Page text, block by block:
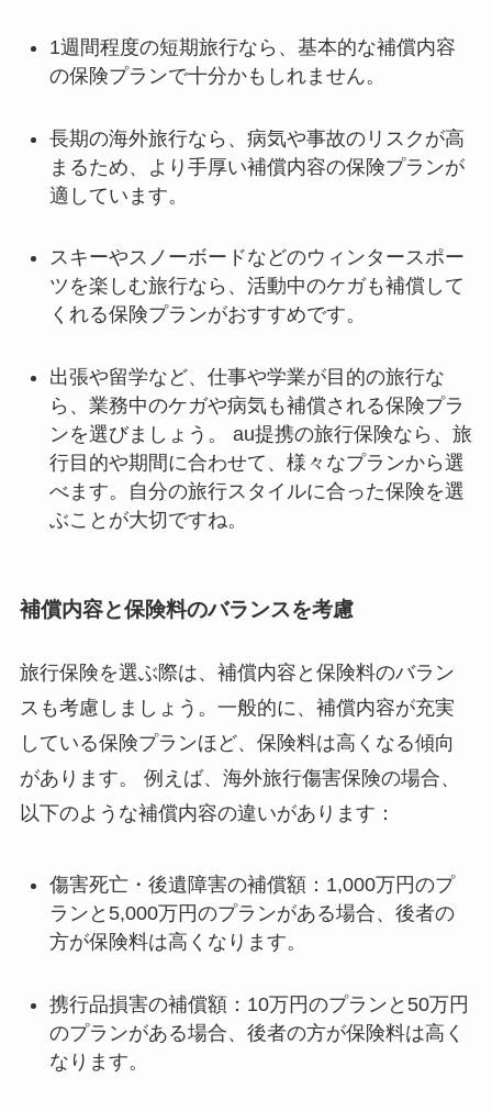
1週間程度の短期旅行なら、基本的な補償内容
の保険プランで十分かもしれません。
長期の海外旅行なら、病気や事故のリスクが高
まるため、より手厚い補償内容の保険プランが
適しています。
スキーやスノーボードなどのウィンタースポー
ツを楽しむ旅行なら、活動中のケガも補償して
くれる保険プランがおすすめです。
出張や留学など、仕事や学業が目的の旅行な
ら、業務中のケガや病気も補償される保険プラ
ンを選びましょう。 au提携の旅行保険なら、旅
行目的や期間に合わせて、様々なプランから選
べます。自分の旅行スタイルに合った保険を選
ぶことが大切ですね。
補償内容と保険料のバランスを考慮
旅行保険を選ぶ際は、補償内容と保険料のバラン
スも考慮しましょう。一般的に、補償内容が充実
している保険プランほど、保険料は高くなる傾向
があります。 例えば、海外旅行傷害保険の場合、
以下のような補償内容の違いがあります：
傷害死亡・後遺障害の補償額：1,000万円のプ
ランと5,000万円のプランがある場合、後者の
方が保険料は高くなります。
携行品損害の補償額：10万円のプランと50万円
のプランがある場合、後者の方が保険料は高く
なります。